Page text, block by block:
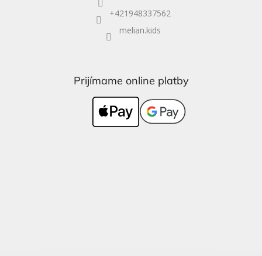
+421948337562
melian.kids
Prijímame online platby